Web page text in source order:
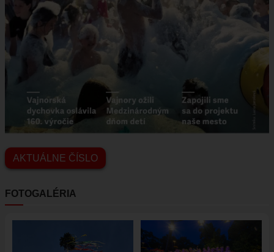
AKTUÁLNE ČÍSLO
FOTOGALÉRIA
Obrázok